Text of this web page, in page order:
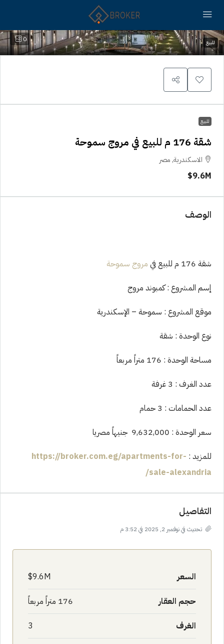
0 للبيع
للبيع
شقة 176 م للبيع في مروج سموحة
الاسكندرية, مصر
9.6M$
الوصف
شقة 176 م للبيع في
مروج سموحة
إسم المشروع : كمبوند مروج
موقع المشروع : سموحة – الإسكندرية
نوع الوحدة : شقة
مساحة الوحدة : 176 متراً مربعاً
عدد الغرف : 3 غرفة
عدد الحمامات : 3 حمام
سعر الوحدة : 9,632,000 جنيهاً مصريا
للمزيد : https://broker.com.eg/apartments-for-
sale-alexandria/
التفاصيل
تحديث في نوفمبر 2, 2025 في 3:52 م
السعر 9.6M$
حجم العقار 176 متراً مربعاً
الغرف 3